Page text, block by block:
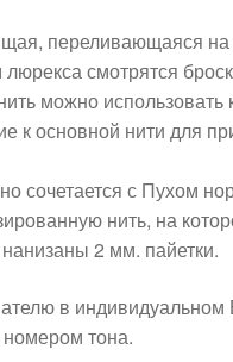
переливающаяся на
смотрятся
можно использовать
к основной нити для
сочетается с Пухом
нить, на
2 мм. пайетки.
в
тона.